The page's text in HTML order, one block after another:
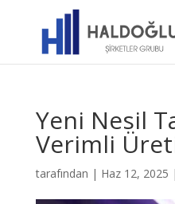
Yeni Nesil
Verimli
tarafından | Haz 12, 2025 |